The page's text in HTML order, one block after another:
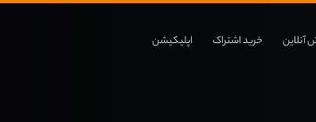
آنلاین خرید اشتراک اپلیکیشن